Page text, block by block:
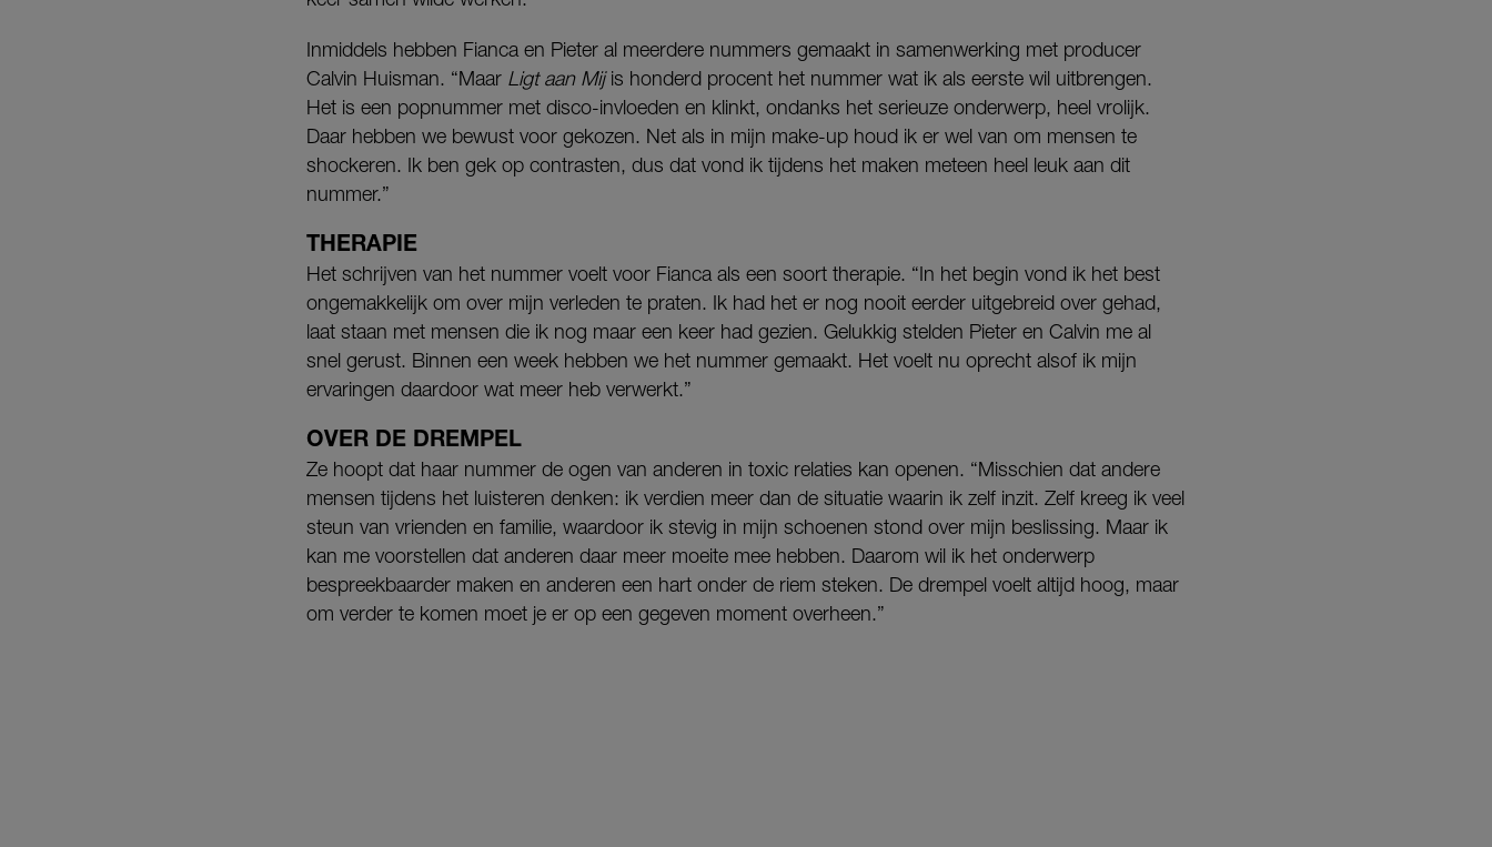
Inmiddels hebben Fianca en Pieter al meerdere nummers gemaakt in samenwerking met producer
Calvin Huisman. “Maar Ligt aan Mijis honderd procent het nummer wat ik als eerste wil uitbrengen.
Het is een popnummer met disco-invloeden en klinkt, ondanks het serieuze onderwerp, heel vrolijk.
Daar hebben we bewust voor gekozen. Net als in mijn make-up houd ik er wel van om mensen te
shockeren. Ik ben gek op contrasten, dus dat vond ik tijdens het maken meteen heel leuk aan dit
nummer.”
THERAPIE
Het schrijven van het nummer voelt voor Fianca als een soort therapie. “In het begin vond ik het best
ongemakkelijk om over mijn verleden te praten. Ik had het er nog nooit eerder uitgebreid over gehad,
laat staan met mensen die ik nog maar een keer had gezien. Gelukkig stelden Pieter en Calvin me al
snel gerust. Binnen een week hebben we het nummer gemaakt. Het voelt nu oprecht alsof ik mijn
ervaringen daardoor wat meer heb verwerkt.”
OVER DE DREMPEL
Ze hoopt dat haar nummer de ogen van anderen in toxic relaties kan openen. “Misschien dat andere
mensen tijdens het luisteren denken: ik verdien meer dan de situatie waarin ik zelf inzit. Zelf kreeg ik veel
steun van vrienden en familie, waardoor ik stevig in mijn schoenen stond over mijn beslissing. Maar ik
kan me voorstellen dat anderen daar meer moeite mee hebben. Daarom wil ik het onderwerp
bespreekbaarder maken en anderen een hart onder de riem steken. De drempel voelt altijd hoog, maar
om verder te komen moet je er op een gegeven moment overheen.”